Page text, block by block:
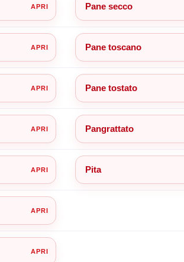
Pane secco
Pane toscano
Pane tostato
Pangrattato
Pita